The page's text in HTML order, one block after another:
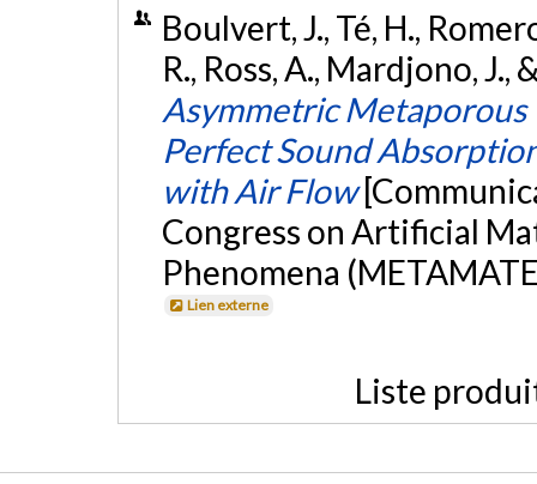
Boulvert, J., Té, H.,
R., Ross, A., Mardjono, J.,
Asymmetric
Perfect Sound
with Air Flow
Congress on Artificial
Phenomena
Lien externe
Liste